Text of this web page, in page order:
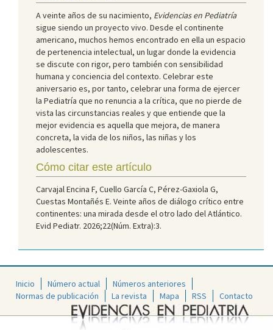
A veinte años de su nacimiento, Evidencias en Pediatría
sigue siendo un proyecto vivo. Desde el continente
americano, muchos hemos encontrado en ella un espacio
de pertenencia intelectual, un lugar donde la evidencia
se discute con rigor, pero también con sensibilidad
humana y conciencia del contexto. Celebrar este
aniversario es, por tanto, celebrar una forma de ejercer
la Pediatría que no renuncia a la crítica, que no pierde de
vista las circunstancias reales y que entiende que la
mejor evidencia es aquella que mejora, de manera
concreta, la vida de los niños, las niñas y los
adolescentes.
Cómo citar este artículo
Carvajal Encina F, Cuello García C, Pérez-Gaxiola G,
Cuestas Montañés E. Veinte años de diálogo crítico entre
continentes: una mirada desde el otro lado del Atlántico.
Evid Pediatr. 2026;22(Núm. Extra):3.
Inicio Número actual
Números anteriores
Normas de publicación
La revista Mapa RSS Contacto